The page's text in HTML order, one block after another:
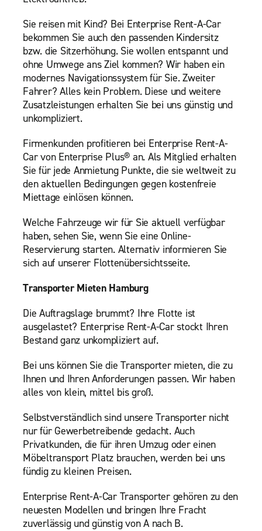
Sie reisen mit Kind? Bei Enterprise Rent-A-Car
bekommen Sie auch den passenden Kindersitz
bzw. die Sitzerhöhung. Sie wollen entspannt und
ohne Umwege ans Ziel kommen? Wir haben ein
modernes Navigationssystem für Sie. Zweiter
Fahrer? Alles kein Problem. Diese und weitere
Zusatzleistungen erhalten Sie bei uns günstig und
unkompliziert.
Firmenkunden profitieren bei Enterprise Rent-A-
Car von Enterprise Plus® an. Als Mitglied erhalten
Sie für jede Anmietung Punkte, die sie weltweit zu
den aktuellen Bedingungen gegen kostenfreie
Miettage einlösen können.
Welche Fahrzeuge wir für Sie aktuell verfügbar
haben, sehen Sie, wenn Sie eine Online-
Reservierung starten. Alternativ informieren Sie
sich auf unserer Flottenübersichtsseite.
Transporter Mieten Hamburg
Die Auftragslage brummt? Ihre Flotte ist
ausgelastet? Enterprise Rent-A-Car stockt Ihren
Bestand ganz unkompliziert auf.
Bei uns können Sie die Transporter mieten, die zu
Ihnen und Ihren Anforderungen passen. Wir haben
alles von klein, mittel bis groß.
Selbstverständlich sind unsere Transporter nicht
nur für Gewerbetreibende gedacht. Auch
Privatkunden, die für ihren Umzug oder einen
Möbeltransport Platz brauchen, werden bei uns
fündig zu kleinen Preisen.
Enterprise Rent-A-Car Transporter gehören zu den
neuesten Modellen und bringen Ihre Fracht
zuverlässig und günstig von A nach B.